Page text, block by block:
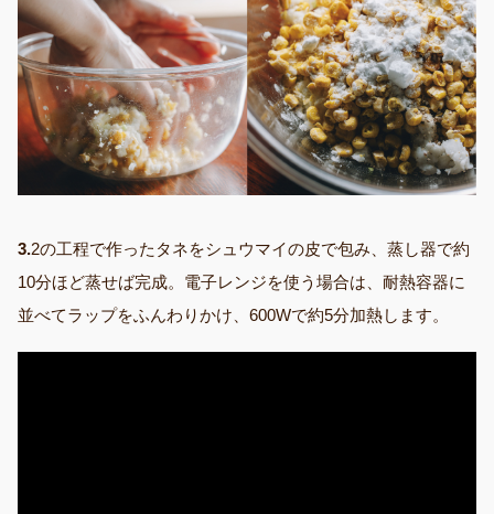
3.2の工程で作ったタネをシュウマイの皮で包み、蒸し器で約
10分ほど蒸せば完成。電子レンジを使う場合は、耐熱容器に
並べてラップをふんわりかけ、600Wで約5分加熱します。